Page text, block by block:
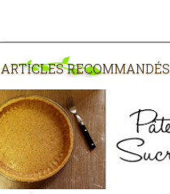
ARTICLES RECOMMANDÉS